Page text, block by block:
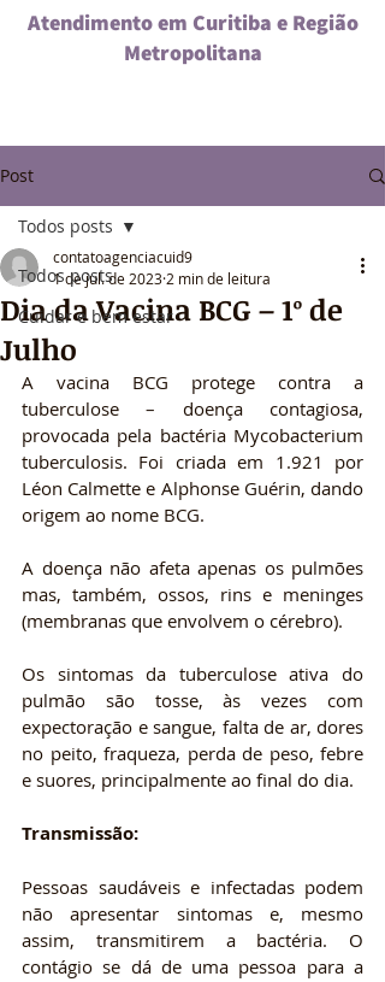
Atendimento em Curitiba e Região
Metropolitana
Post
Todos posts
Cuidar e bem estar
Todos posts
Dia da Vacina BCG – 1º de
Julho
contatoagenciacuid9
1 de jul. de 2023 2 min de leitura
A vacina BCG protege contra a
tuberculose – doença contagiosa,
provocada pela bactéria Mycobacterium
tuberculosis. Foi criada em 1.921 por
Léon Calmette e Alphonse Guérin, dando
origem ao nome BCG.
A doença não afeta apenas os pulmões
mas, também, ossos, rins e meninges
(membranas que envolvem o cérebro).
Os sintomas da tuberculose ativa do
pulmão são tosse, às vezes com
expectoração e sangue, falta de ar, dores
no peito, fraqueza, perda de peso, febre
e suores, principalmente ao final do dia.
Transmissão:
Pessoas saudáveis e infectadas podem
não apresentar sintomas e, mesmo
assim, transmitirem a bactéria. O
contágio se dá de uma pessoa para a